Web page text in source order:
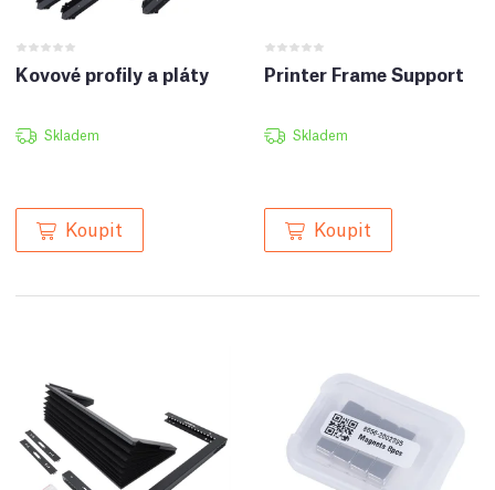
Kovové profily a pláty
Skladem
Koupit
Printer Frame Support
Skladem
Koupit